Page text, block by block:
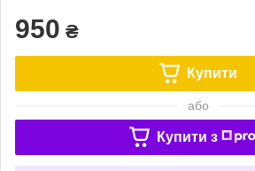
950 ₴
Купити
або
Купити з